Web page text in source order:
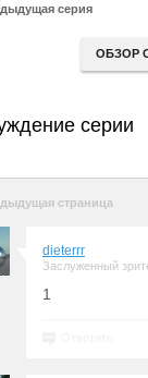
серия
ОБЗОР
серии
страница
dieterrr
Заслуженный
1